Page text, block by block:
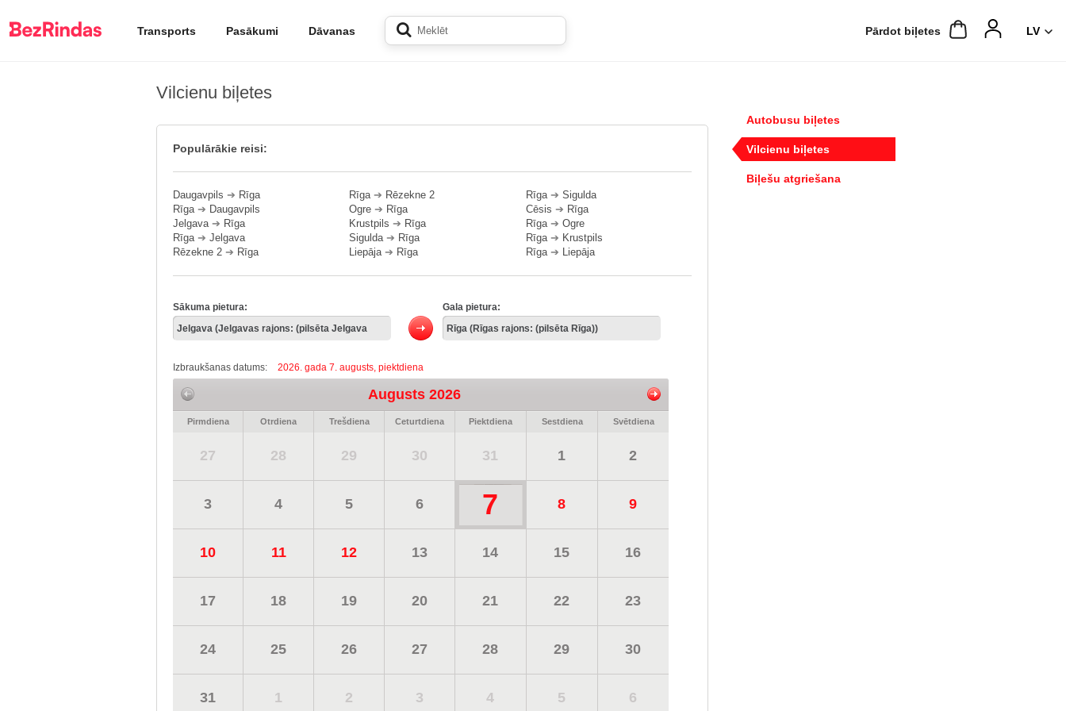
Transports Pasākumi Dāvanas Pārdot biļetes
Vilcienu biļetes
Populārākie reisi:
Daugavpils ➔ Rīga
Rīga➔ Daugavpils
Jelgava➔ Rīga
Rīga➔ Jelgava
Rēzekne 2 ➔ Rīga
Rīga➔ Rēzekne 2
Ogre ➔ Rīga
Krustpils ➔ Rīga
Sigulda➔ Rīga
Liepāja➔ Rīga
Rīga➔ Sigulda
Cēsis ➔ Rīga
Rīga➔ Ogre
Rīga➔ Krustpils
Rīga➔ Liepāja
Sākuma pietura: Gala pietura:
Izbraukšanas datums: 2026. gada 7. augusts, piektdiena
Augusts 2026
Pirmdiena Otrdiena Trešdiena Ceturtdiena Piektdiena Sestdiena Svētdiena
27 28 29 30 31 1 2
3 4 5 6 7 8 9
10 11 12 13 14 15 16
17 18 19 20 21 22 23
24 25 26 27 28 29 30
31 1 2 3 4 5 6
Autobusu biļetes
Vilcienu biļetes
Biļešu atgriešana